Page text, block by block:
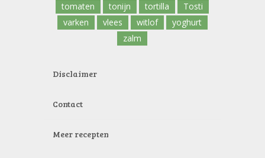
tomaten
tonijn tortilla
Tosti
varken
vlees witlof
yoghurt
zalm
Disclaimer
Contact
Meer recepten